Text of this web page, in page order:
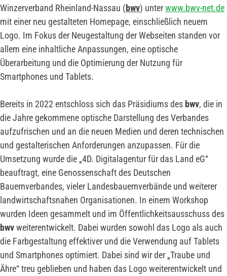
Winzerverband Rheinland-Nassau (bwv) unterwww.bwv-net.de
mit einer neu gestalteten Homepage, einschließlich neuem
Logo. Im Fokus der Neugestaltung der Webseiten standen vor
allem eine inhaltliche Anpassungen, eine optische
Überarbeitung und die Optimierung der Nutzung für
Smartphones und Tablets.
Bereits in 2022 entschloss sich das Präsidiums des bwv, die in
die Jahre gekommene optische Darstellung des Verbandes
aufzufrischen und an die neuen Medien und deren technischen
und gestalterischen Anforderungen anzupassen. Für die
Umsetzung wurde die „4D. Digitalagentur für das Land eG“
beauftragt, eine Genossenschaft des Deutschen
Bauernverbandes, vieler Landesbauernverbände und weiterer
landwirtschaftsnahen Organisationen. In einem Workshop
wurden Ideen gesammelt und im Öffentlichkeitsausschuss des
bwvweiterentwickelt. Dabei wurden sowohl das Logo als auch
die Farbgestaltung effektiver und die Verwendung auf Tablets
und Smartphones optimiert. Dabei sind wir der „Traube und
Ähre“ treu geblieben und haben das Logo weiterentwickelt und